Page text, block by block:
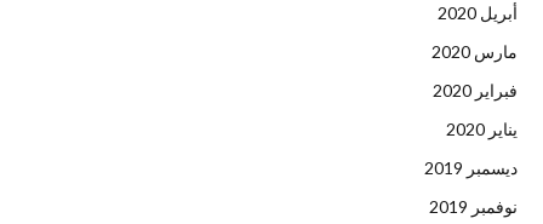
أبريل 2020
مارس 2020
فبراير 2020
يناير 2020
ديسمبر 2019
نوفمبر 2019